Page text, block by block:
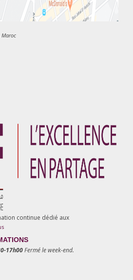
Maroc
continue dédié aux
17h00Fermé le week-end.